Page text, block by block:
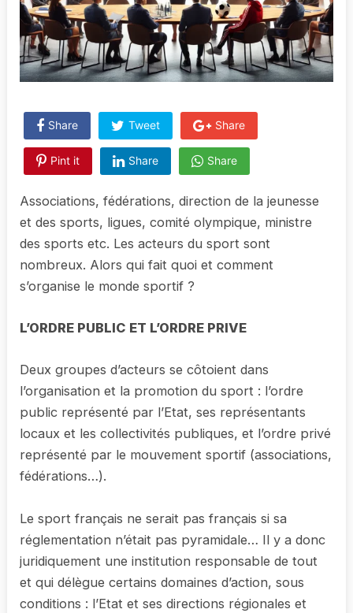
Share Tweet Share
Pint it Share Share
Associations, fédérations, direction de la jeunesse
et des sports, ligues, comité olympique, ministre
des sports etc. Les acteurs du sport sont
nombreux. Alors qui fait quoi et comment
s’organise le monde sportif ?
L’ORDRE PUBLIC ET L’ORDRE PRIVE
Deux groupes d’acteurs se côtoient dans
l’organisation et la promotion du sport : l’ordre
public représenté par l’Etat, ses représentants
locaux et les collectivités publiques, et l’ordre privé
représenté par le mouvement sportif (associations,
fédérations…).
Le sport français ne serait pas français si sa
réglementation n’était pas pyramidale… Il y a donc
juridiquement une institution responsable de tout
et qui délègue certains domaines d’action, sous
conditions : l’Etat et ses directions régionales et